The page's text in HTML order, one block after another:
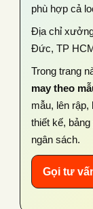
phù hợp cả
Địa chỉ
Đức, TP
Trong trang
may theo
mẫu, lên
thiết kế,
ngân sách.
Gọi tư